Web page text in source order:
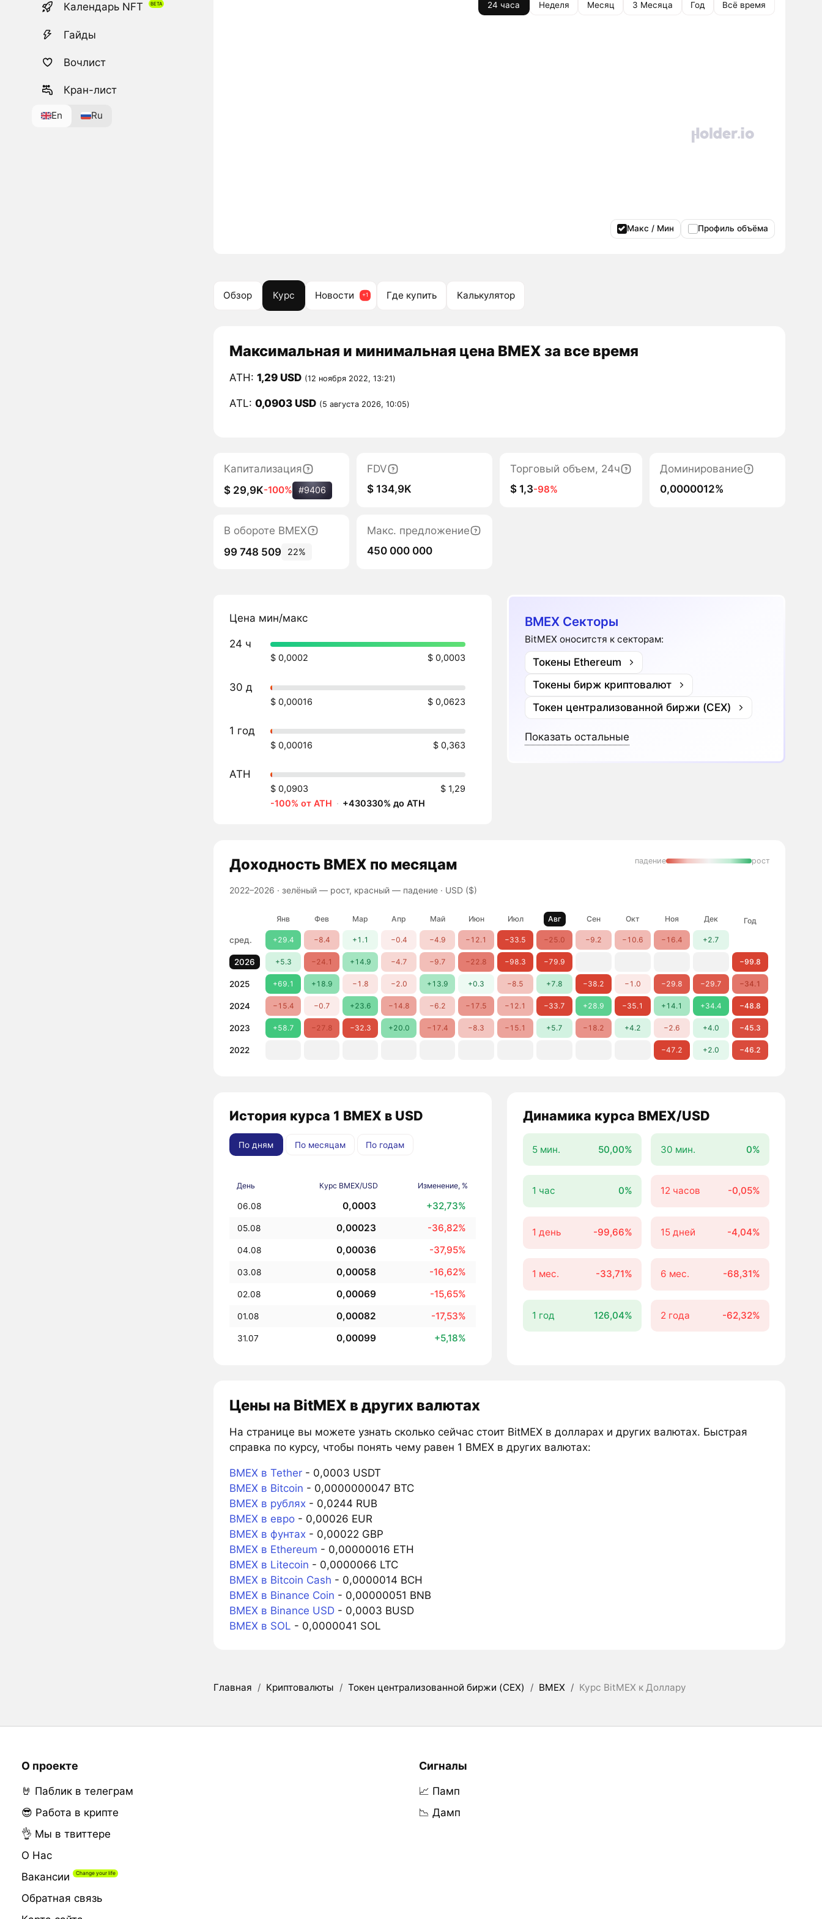
Календарь NFT
Гайды
Вочлист
Кран-лист
En Ru
24 часа Неделя Месяц 3 Месяца Год Всё время
Макс / Мин Профиль объёма
Обзор Курс Новости Где купить Калькулятор
Максимальная и минимальная цена BMEX за все время
ATH: 1,29 USD (12 ноября 2022, 13:21)
ATL: 0,0903 USD (5 августа 2026, 10:05)
Капитализация
$ 29,9K-100% #9406
FDV
$ 134,9K
Торговый объем, 24ч
$ 1,3-98%
Доминирование
0,0000012%
В обороте BMEX
99 748 509
22%
Макс. предложение
450 000 000
Цена мин/макс
24 ч
$ 0,0002 $ 0,0003
30 д
$ 0,00016 $ 0,0623
1 год
$ 0,00016 $ 0,363
ATH
$ 0,0903
$ 1,29
-100% от ATH · +430330% до ATH
BMEX Секторы
BitMEX оноситстя к секторам:
Токены Ethereum
Токены бирж криптовалют
Токен централизованной биржи (CEX)
Показать остальные
ДоходностьBMEX по месяцам
2022–2026 · зелёный — рост, красный — падение· USD ($)
падение рост
Янв Фев Мар Апр Май Июн Июл Авг Сен Окт Ноя Дек Год
сред. +29.4 −8.4 +1.1 −0.4 −4.9 −12.1 −33.5 −25.0 −9.2 −10.6 −16.4 +2.7
2026 +5.3 −24.1 +14.9 −4.7 −9.7 −22.8 −98.3 −79.9 −99.8
2025 +69.1 +18.9 −1.8 −2.0 +13.9 +0.3 −8.5 +7.8 −38.2 −1.0 −29.8 −29.7 −34.1
2024 −15.4 −0.7 +23.6 −14.8 −6.2 −17.5 −12.1 −33.7 +28.9 −35.1 +14.1 +34.4 −48.8
2023 +58.7 −27.8 −32.3 +20.0 −17.4 −8.3 −15.1 +5.7 −18.2 +4.2 −2.6 +4.0 −45.3
2022 −47.2 +2.0 −46.2
История курса 1 BMEX в USD
По дням По месяцам По годам
День Курс BMEX/USD Изменение, %
06.08 0,0003 +32,73%
05.08 0,00023 -36,82%
04.08 0,00036 -37,95%
03.08 0,00058 -16,62%
02.08 0,00069 -15,65%
01.08 0,00082 -17,53%
31.07 0,00099 +5,18%
Динамика курса BMEX/USD
5 мин. 50,00% 30 мин. 0%
1 час 0% 12 часов -0,05%
1 день -99,66% 15 дней -4,04%
1 мес. -33,71% 6 мес. -68,31%
1 год 126,04% 2 года -62,32%
Цены на BitMEX в других валютах
На странице вы можете узнать сколько сейчас стоит BitMEX в долларах и других валютах. Быстрая
справка по курсу, чтобы понять чему равен 1 BMEX в других валютах:
BMEX в Tether- 0,0003 USDT
BMEX в Bitcoin - 0,0000000047 BTC
BMEX в рублях- 0,0244 RUB
BMEX в евро- 0,00026 EUR
BMEX в фунтах- 0,00022 GBP
BMEX в Ethereum - 0,00000016 ETH
BMEX в Litecoin - 0,0000066 LTC
BMEX в Bitcoin Cash - 0,0000014 BCH
BMEX в Binance Coin - 0,00000051 BNB
BMEX в Binance USD- 0,0003 BUSD
BMEX в SOL - 0,0000041 SOL
Главная / Криптовалюты / Токен централизованной биржи (CEX) / BMEX / Курс BitMEX к Доллару
О проекте
🤘 Паблик в телеграм
😎 Работа в крипте
👌 Мы в твиттере
О Нас
Вакансии
Обратная связь
Сигналы
📈 Памп
📉 Дамп